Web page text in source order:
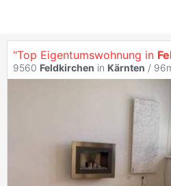
"Top Eigentumswohnung in
9560 Feldkirchen in Kärnten /